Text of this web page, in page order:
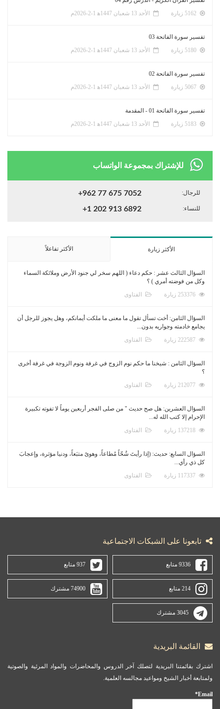
الأحد 13 شعبان 1447ﻫ 1-2-2026م
تفسير سورة الفاتحة 03
الأحد 13 شعبان 1447ﻫ 1-2-2026م
تفسير سورة الفاتحة 02
الأحد 13 شعبان 1447ﻫ 1-2-2026م
تفسير سورة الفاتحة 01 - المقدمة
الأحد 13 شعبان 1447ﻫ 1-2-2026م
للإشتراك بمجموعة الواتساب
للرجال: +962 77 675 7052
للنساء: +1 202 913 6892
الأكثر زيارة الأكثر تفاعلاً
السؤال الثالث عشر : حكم دعاء ( اللهم سخر لي جنود الأرض وملائكة السماء
وكل من فوضته أمري ) ؟
الفتاوى
السؤال الثامن: أخت تسأل تقول ما معنى ما ملكت أيمانكم، وهل يجوز للرجل أن
يجامع خادمته وجواريه بدون...
الفتاوى
السؤال الثامن : شيخنا ما حكم نوم الزوج في غرفة ونوم الزوجة في غرفة أخرى
؟
الفتاوى
السؤال العشرين: هل صح حديث " من صلى الفجر أربعين يوماً لا تفوته تكبيرة
الإحرام إلا كتب الله له...
الفتاوى
السؤال السابع: حديث: (إذا رأيتَ شُحّاً مُطاعاً، وهوىً متبَعاً، ودنيا مؤثرة، وإعجابَ
كل ذي رأي...
الفتاوى
تابعونا على الشبكات الاجتماعية
9336 متابع 937 متابع
214 متابع 74900 مشترك
3045 مشترك
القائمة البريدية
اشترك بقائمتنا البريدية لتصلك آخر الدروس والمحاضرات والمواد المرئية والصوتية
ولمتابعة أخبار الشيخ ومواعيد مجالسه العلمية.
Email*